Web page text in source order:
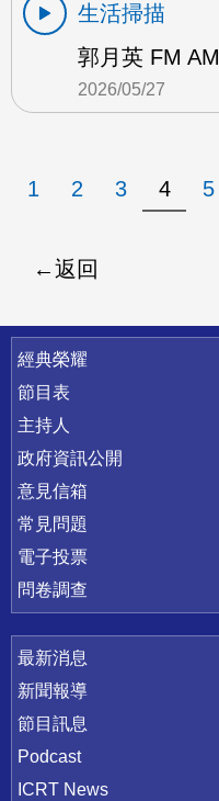
生活掃描
郭月英 FM AM
2026/05/27
1 2 3 4 5
返回
快速連結
經典榮耀
節目表
主持人
政府資訊公開
意見信箱
常見問題
電子投票
問卷調查
最新消息
新聞報導
節目訊息
Podcast
ICRT News